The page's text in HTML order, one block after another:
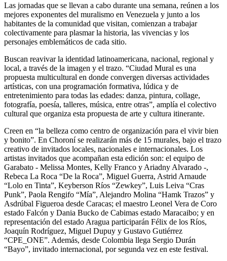
Las jornadas que se llevan a cabo durante una semana, reúnen a los
mejores exponentes del muralismo en Venezuela y junto a los
habitantes de la comunidad que visitan, comienzan a trabajar
colectivamente para plasmar la historia, las vivencias y los
personajes emblemáticos de cada sitio.
Buscan reavivar la identidad latinoamericana, nacional, regional y
local, a través de la imagen y el trazo. “Ciudad Mural es una
propuesta multicultural en donde convergen diversas actividades
artísticas, con una programación formativa, lúdica y de
entretenimiento para todas las edades: danza, pintura, collage,
fotografía, poesía, talleres, música, entre otras”, amplía el colectivo
cultural que organiza esta propuesta de arte y cultura itinerante.
Creen en “la belleza como centro de organización para el vivir bien
y bonito”. En Choroní se realizarán más de 15 murales, bajo el trazo
creativo de invitados locales, nacionales e internacionales. Los
artistas invitados que acompañan esta edición son: el equipo de
Garabato - Melissa Montes, Kelly Franco y Ariadny Alvarado -,
Rebeca La Roca “De la Roca”, Miguel Guerra, Astrid Arnaude
“Lolo en Tinta”, Keyberson Ríos “Zewkey”, Luis Leiva “Cras
Punk”, Paola Rengifo “Mía”, Alejandro Molina “Hamk Trazos” y
Asdrúbal Figueroa desde Caracas; el maestro Leonel Vera de Coro
estado Falcón y Dania Bucko de Cabimas estado Maracaibo; y en
representación del estado Aragua participarán Félix de los Ríos,
Joaquín Rodríguez, Miguel Dupuy y Gustavo Gutiérrez
“CPE_ONE”. Además, desde Colombia llega Sergio Durán
“Bayo”, invitado internacional, por segunda vez en este festival.